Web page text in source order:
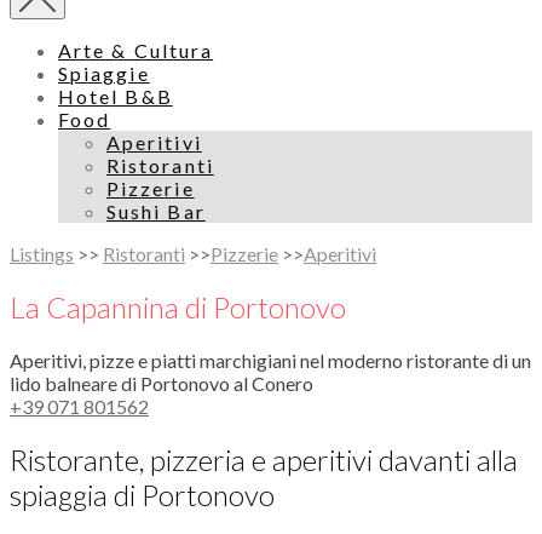
Arte & Cultura
Spiaggie
Hotel B&B
Food
Aperitivi
Ristoranti
Pizzerie
Sushi Bar
Listings >> Ristoranti >>Pizzerie >>Aperitivi
La Capannina di Portonovo
Aperitivi, pizze e piatti marchigiani nel moderno ristorante di un
lido balneare di Portonovo al Conero
+39 071 801562
Ristorante, pizzeria e aperitivi davanti alla
spiaggia di Portonovo